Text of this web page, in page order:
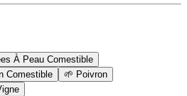
À Peau Comestible
Comestible 🌱 Poivron